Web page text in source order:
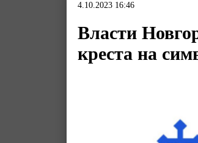
4.10.2023 16:46
Власти
креста на